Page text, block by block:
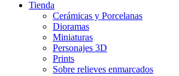
Tienda
Cerámicas y Porcelanas
Dioramas
Miniaturas
Personajes 3D
Prints
Sobre relieves enmarcados